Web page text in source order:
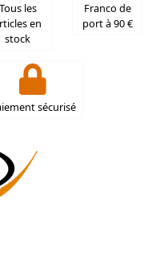
Tous les
en
stock
Franco de
port à 90 €
sécurisé